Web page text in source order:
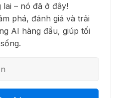
Codex Credits
reset Supergrok
AI - Trợ lý lập trình
– nó đã ở đây!
phá, đánh giá và trải
AI hàng đầu, giúp tối